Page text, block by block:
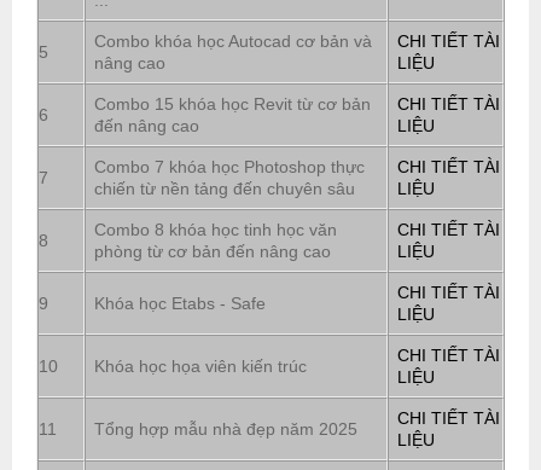
5
Combo khóa học Autocad cơ bản và
nâng cao
CHI TIẾT TÀI
LIỆU
6
Combo 15 khóa học Revit từ cơ bản
đến nâng cao
CHI TIẾT TÀI
LIỆU
7
Combo 7 khóa học Photoshop thực
chiến từ nền tảng đến chuyên sâu
CHI TIẾT TÀI
LIỆU
8
Combo 8 khóa học tinh học văn
phòng từ cơ bản đến nâng cao
CHI TIẾT TÀI
LIỆU
9 Khóa học Etabs - Safe
CHI TIẾT TÀI
LIỆU
10 Khóa học họa viên kiến trúc
CHI TIẾT TÀI
LIỆU
11 Tổng hợp mẫu nhà đẹp năm 2025
CHI TIẾT TÀI
LIỆU